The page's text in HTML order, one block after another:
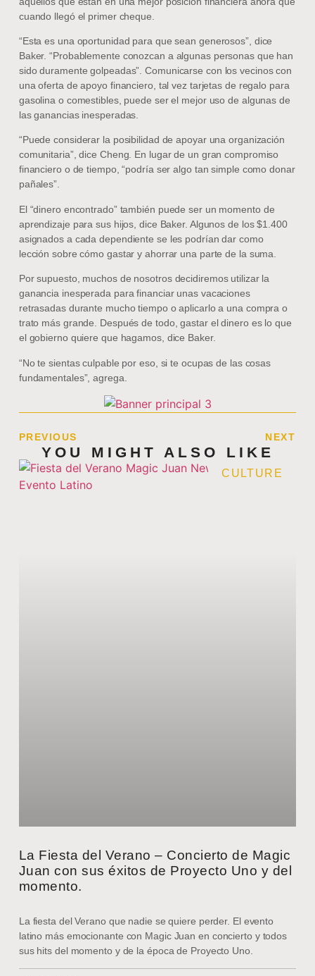
cuando llegó el primer cheque.
“Esta es una oportunidad para que sean generosos”, dice
Baker. “Probablemente conozcan a algunas personas que han
sido duramente golpeadas”. Comunicarse con los vecinos con
una oferta de apoyo financiero, tal vez tarjetas de regalo para
gasolina o comestibles, puede ser el mejor uso de algunas de
las ganancias inesperadas.
“Puede considerar la posibilidad de apoyar una organización
comunitaria”, dice Cheng. En lugar de un gran compromiso
financiero o de tiempo, “podría ser algo tan simple como donar
pañales”.
El “dinero encontrado” también puede ser un momento de
aprendizaje para sus hijos, dice Baker. Algunos de los $1.400
asignados a cada dependiente se les podrían dar como
lección sobre cómo gastar y ahorrar una parte de la suma.
Por supuesto, muchos de nosotros decidiremos utilizar la
ganancia inesperada para financiar unas vacaciones
retrasadas durante mucho tiempo o aplicarlo a una compra o
trato más grande. Después de todo, gastar el dinero es lo que
el gobierno quiere que hagamos, dice Baker.
“No te sientas culpable por eso, si te ocupas de las cosas
fundamentales”, agrega.
PREVIOUS NEXT
YOU MIGHT ALSO LIKE
CULTURE
La Fiesta del Verano – Concierto de Magic
Juan con sus éxitos de Proyecto Uno y del
momento.
La fiesta del Verano que nadie se quiere perder. El evento
latino más emocionante con Magic Juan en concierto y todos
sus hits del momento y de la época de Proyecto Uno.